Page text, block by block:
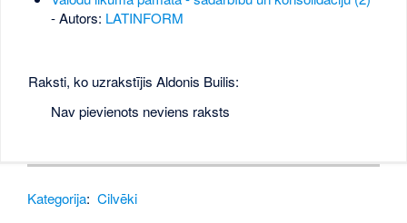
- Autors: LATINFORM
Raksti, ko uzrakstījis Aldonis Builis:
Nav pievienots neviens raksts
Kategorija: Cilvēki